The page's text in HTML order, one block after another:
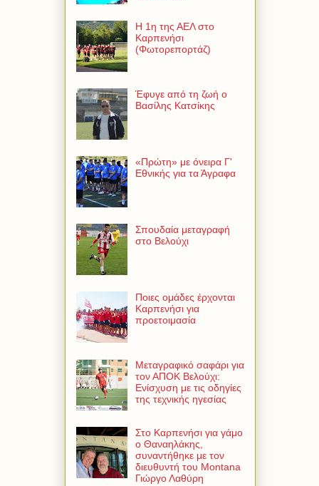
Η 1η της ΑΕΛ στο
Καρπενήσι
(Φωτορεπορτάζ)
Έφυγε από τη ζωή ο
Βασίλης Κατσίκης
«Πρώτη» με όνειρα Γ'
Εθνικής για τα Άγραφα
Σπουδαία μεταγραφή
στο Βελούχι
Ποιες ομάδες έρχονται
Καρπενήσι για
προετοιμασία
Μεταγραφικό σαφάρι για
τον ΑΠΟΚ Βελούχι:
Ενίσχυση με τις οδηγίες
της τεχνικής ηγεσίας
Στο Καρπενήσι για γάμο
ο Θαναηλάκης,
συναντήθηκε με τον
διευθυντή του Montana
Γιώργο Λαθύρη